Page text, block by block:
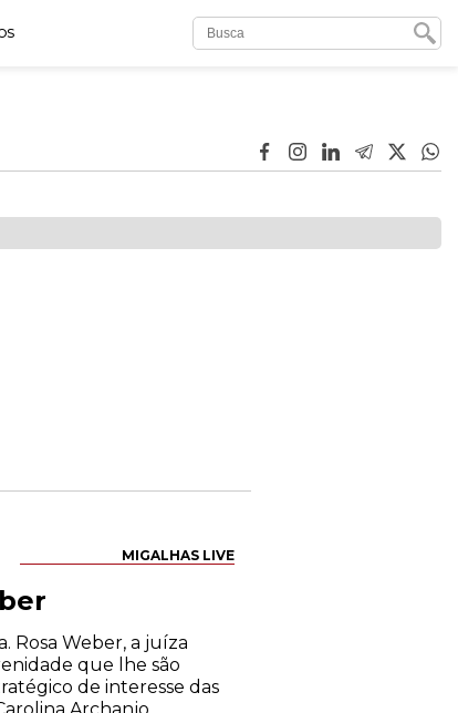
MIGALHAS LIVE
Rosa Weber, a juíza
que lhe são
de interesse das